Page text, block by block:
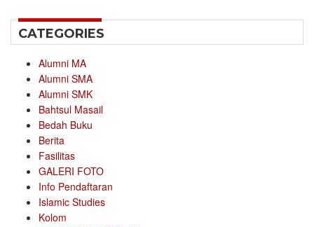
CATEGORIES
Alumni MA
Alumni SMA
Alumni SMK
Bahtsul Masail
Bedah Buku
Berita
Fasilitas
GALERI FOTO
Info Pendaftaran
Islamic Studies
Kolom